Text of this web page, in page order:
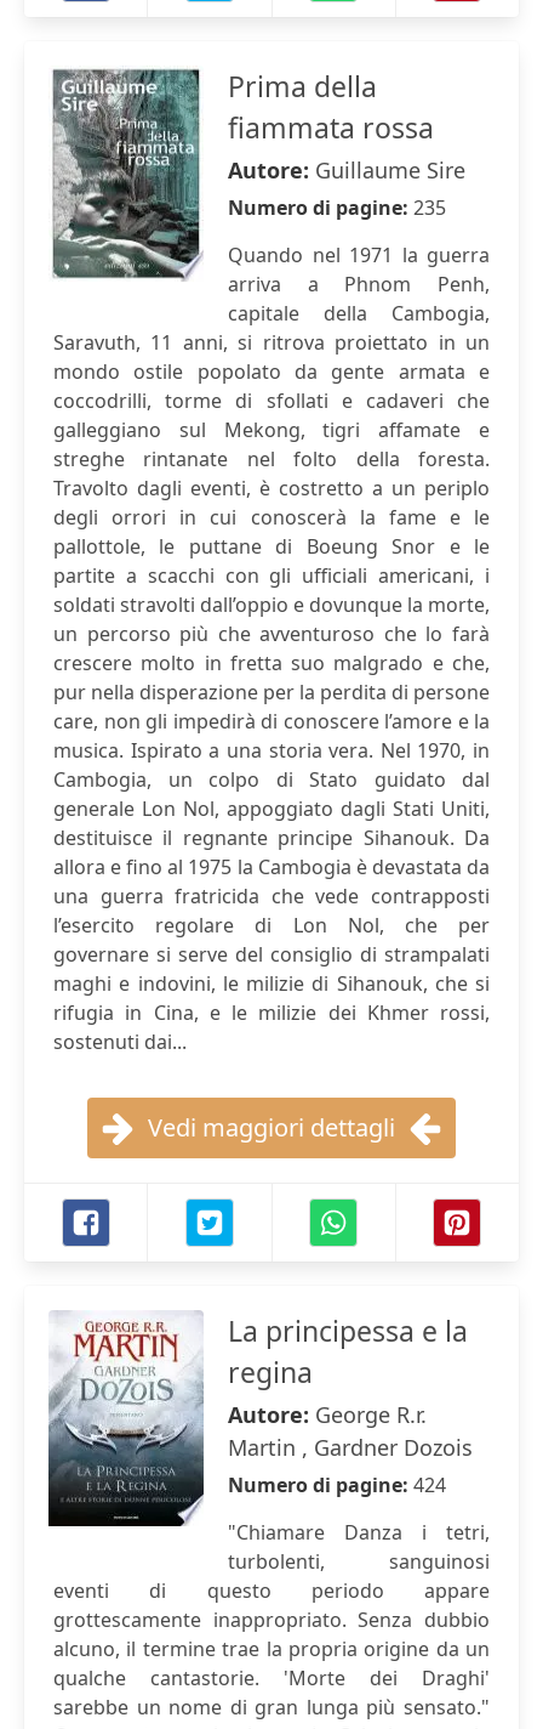
Prima della
fiammata rossa
Autore: Guillaume Sire
Numero di pagine: 235
Quando nel 1971 la guerra
arriva a Phnom Penh,
capitale della Cambogia,
Saravuth, 11 anni, si ritrova proiettato in un
mondo ostile popolato da gente armata e
coccodrilli, torme di sfollati e cadaveri che
galleggiano sul Mekong, tigri affamate e
streghe rintanate nel folto della foresta.
Travolto dagli eventi, è costretto a un periplo
degli orrori in cui conoscerà la fame e le
pallottole, le puttane di Boeung Snor e le
partite a scacchi con gli ufficiali americani, i
soldati stravolti dall’oppio e dovunque la morte,
un percorso più che avventuroso che lo farà
crescere molto in fretta suo malgrado e che,
pur nella disperazione per la perdita di persone
care, non gli impedirà di conoscere l’amore e la
musica. Ispirato a una storia vera. Nel 1970, in
Cambogia, un colpo di Stato guidato dal
generale Lon Nol, appoggiato dagli Stati Uniti,
destituisce il regnante principe Sihanouk. Da
allora e fino al 1975 la Cambogia è devastata da
una guerra fratricida che vede contrapposti
l’esercito regolare di Lon Nol, che per
governare si serve del consiglio di strampalati
maghi e indovini, le milizie di Sihanouk, che si
rifugia in Cina, e le milizie dei Khmer rossi,
sostenuti dai...
Vedi maggiori dettagli
La principessa e la
regina
Autore: George R.r.
Martin , Gardner Dozois
Numero di pagine: 424
"Chiamare Danza i tetri,
turbolenti, sanguinosi
eventi di questo periodo appare
grottescamente inappropriato. Senza dubbio
alcuno, il termine trae la propria origine da un
qualche cantastorie. 'Morte dei Draghi'
sarebbe un nome di gran lunga più sensato."